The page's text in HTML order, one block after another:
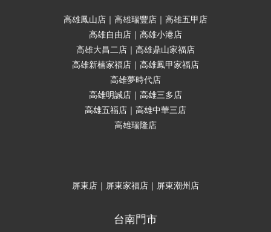
高雄鳳山店｜高雄瑞豐店｜高雄五甲店
高雄自由店｜高雄小港店
高雄大昌二店｜高雄鼎山家福店
高雄新楠家福店｜高雄鳳甲家福店
高雄夢時代店
高雄明誠店｜高雄三多店
高雄五福店｜高雄中華三店
高雄瑞隆店
屏東店｜屏東家福店｜屏東潮州店
台南門市